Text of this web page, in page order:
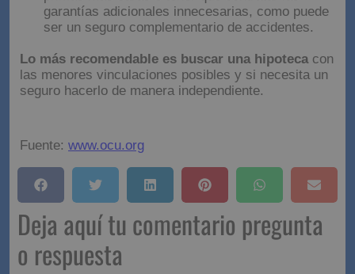
garantías adicionales innecesarias, como puede
ser un seguro complementario de accidentes.
Lo más recomendable es buscar una hipotecacon
las menores vinculaciones posibles y si necesita un
seguro hacerlo de manera independiente.
Fuente: www.ocu.org
Deja aquí tu comentario pregunta
o respuesta